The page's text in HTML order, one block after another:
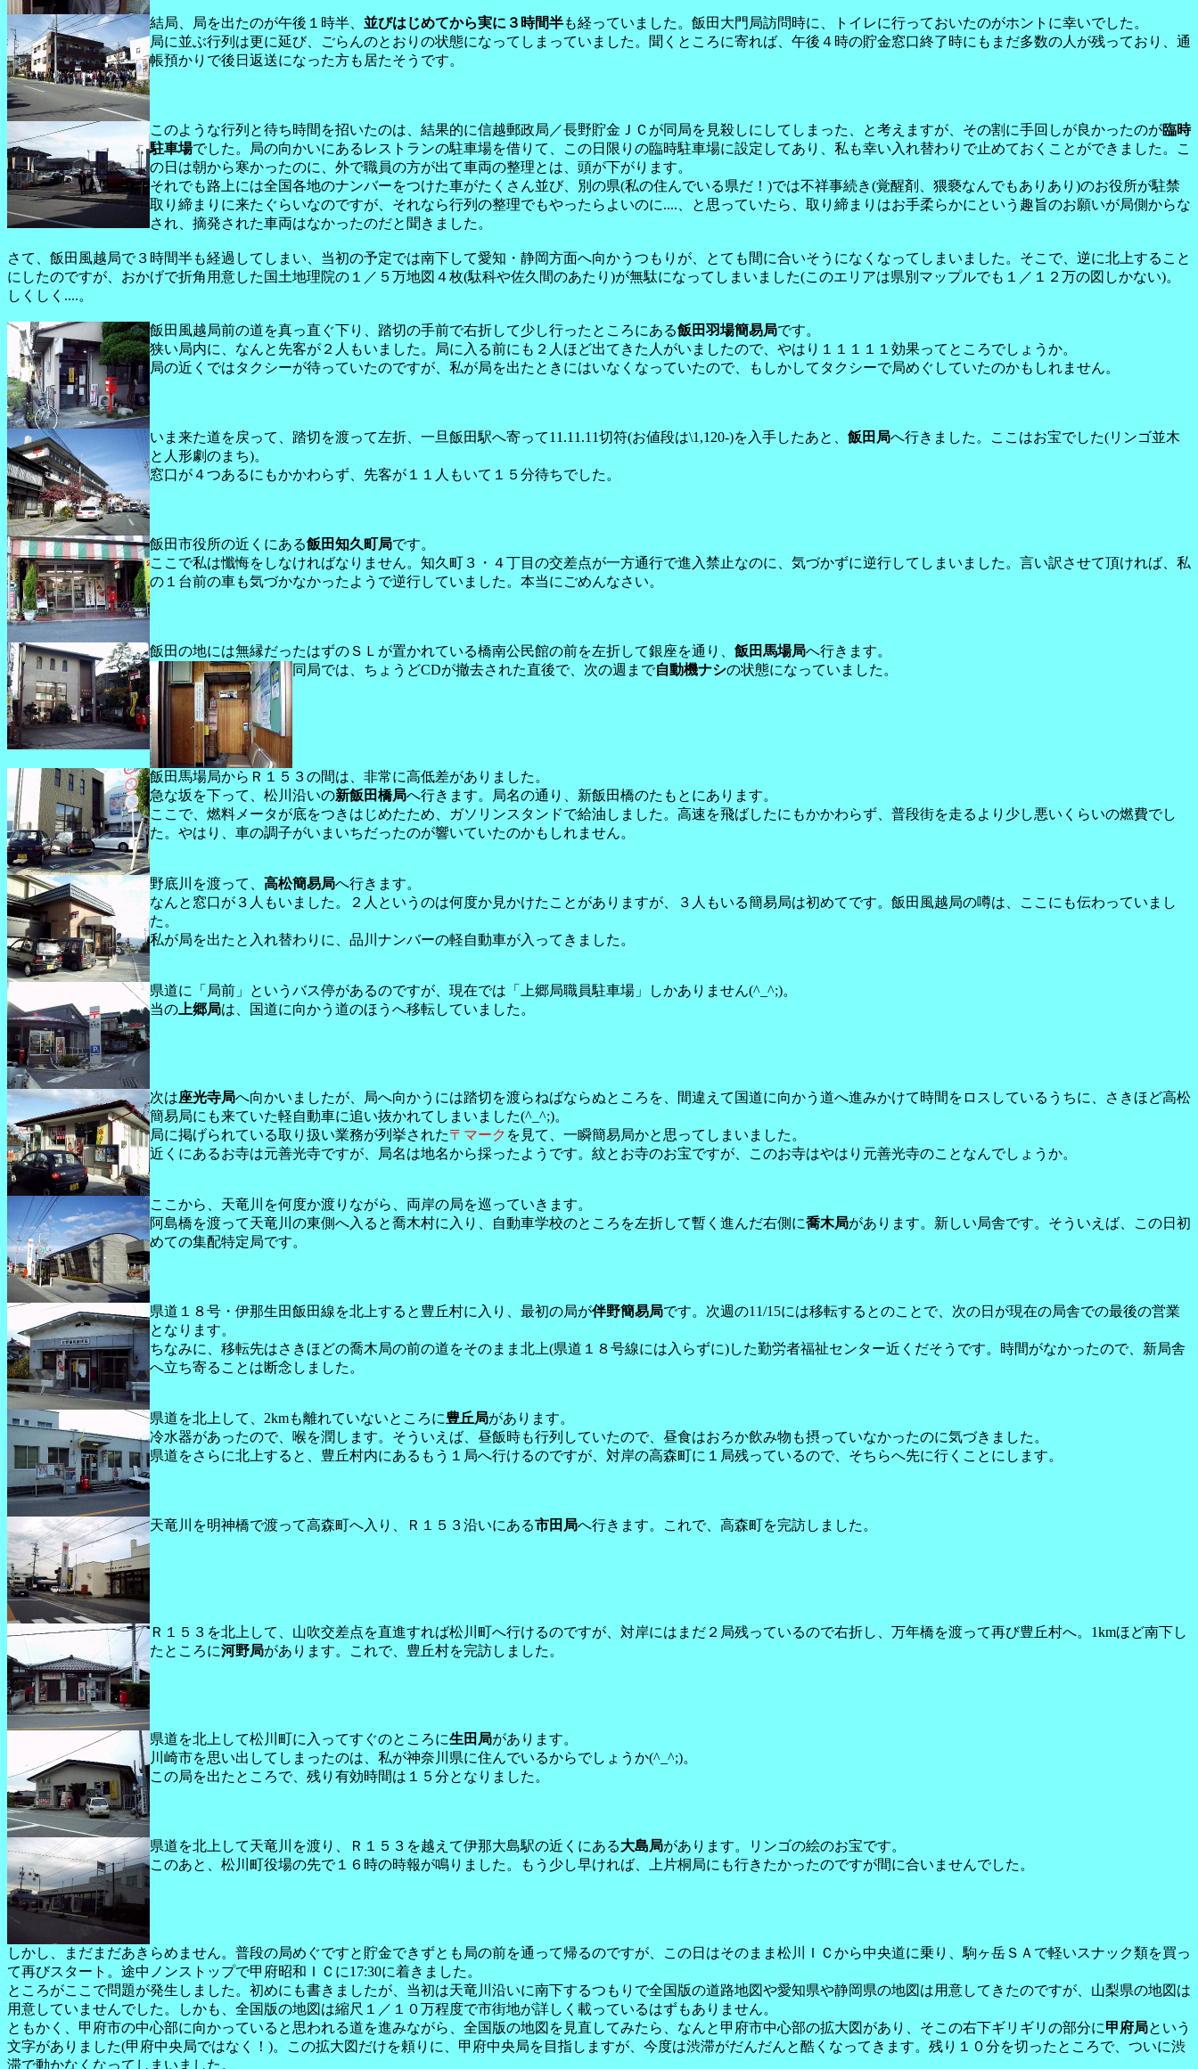
結局、局を出たのが午後１時半、 並びはじめてから実に３時間半も経っていました。飯田大門局訪問時に、トイレに行っておいたのがホントに幸いでした。
局に並ぶ行列は更に延び、ごらんのとおりの状態になってしまっていました。聞くところに寄れば、午後４時の貯金窓口終了時にもまだ多数の人が残っており、通
帳預かりで後日返送になった方も居たそうです。
このような行列と待ち時間を招いたのは、結果的に信越郵政局／長野貯金ＪＣが同局を見殺しにしてしまった、と考えますが、その割に手回しが良かったのが臨時
駐車場でした。局の向かいにあるレストランの駐車場を借りて、この日限りの臨時駐車場に設定してあり、私も幸い入れ替わりで止めておくことができました。こ
の日は朝から寒かったのに、外で職員の方が出て車両の整理とは、頭が下がります。
それでも路上には全国各地のナンバーをつけた車がたくさん並び、別の県(私の住んでいる県だ！)では不祥事続き(覚醒剤、猥褻なんでもありあり)のお役所が駐禁
取り締まりに来たぐらいなのですが、それなら行列の整理でもやったらよいのに....、と思っていたら、取り締まりはお手柔らかにという趣旨のお願いが局側からな
され、摘発された車両はなかったのだと聞きました。
さて、飯田風越局で３時間半も経過してしまい、当初の予定では南下して愛知・静岡方面へ向かうつもりが、とても間に合いそうになくなってしまいました。そこで、逆に北上すること
にしたのですが、おかげで折角用意した国土地理院の１／５万地図４枚(駄科や佐久間のあたり)が無駄になってしまいました(このエリアは県別マップルでも１／１２万の図しかない)。
しくしく....。
飯田風越局前の道を真っ直ぐ下り、踏切の手前で右折して少し行ったところにある飯田羽場簡易局です。
狭い局内に、なんと先客が２人もいました。局に入る前にも２人ほど出てきた人がいましたので、やはり１１１１１効果ってところでしょうか。
局の近くではタクシーが待っていたのですが、私が局を出たときにはいなくなっていたので、もしかしてタクシーで局めぐしていたのかもしれません。
いま来た道を戻って、踏切を渡って左折、一旦飯田駅へ寄って11.11.11切符(お値段は\1,120-)を入手したあと、 飯田局へ行きました。ここはお宝でした(リンゴ並木
と人形劇のまち)。
窓口が４つあるにもかかわらず、先客が１１人もいて１５分待ちでした。
飯田市役所の近くにある飯田知久町局です。
ここで私は懺悔をしなければなりません。知久町３・４丁目の交差点が一方通行で進入禁止なのに、気づかずに逆行してしまいました。言い訳させて頂ければ、私
の１台前の車も気づかなかったようで逆行していました。本当にごめんなさい。
飯田の地には無縁だったはずのＳＬが置かれている橋南公民館の前を左折して銀座を通り、 飯田馬場局へ行きます。
同局では、ちょうどCDが撤去された直後で、次の週まで自動機ナシの状態になっていました。
飯田馬場局からＲ１５３の間は、非常に高低差がありました。
急な坂を下って、松川沿いの新飯田橋局へ行きます。局名の通り、新飯田橋のたもとにあります。
ここで、燃料メータが底をつきはじめたため、ガソリンスタンドで給油しました。高速を飛ばしたにもかかわらず、普段街を走るより少し悪いくらいの燃費でし
た。やはり、車の調子がいまいちだったのが響いていたのかもしれません。
野底川を渡って、 高松簡易局へ行きます。
なんと窓口が３人もいました。２人というのは何度か見かけたことがありますが、３人もいる簡易局は初めてです。飯田風越局の噂は、ここにも伝わっていまし
た。
私が局を出たと入れ替わりに、品川ナンバーの軽自動車が入ってきました。
県道に「局前」というバス停があるのですが、現在では「上郷局職員駐車場」しかありません(^_^;)。
当の上郷局は、国道に向かう道のほうへ移転していました。
次は座光寺局へ向かいましたが、局へ向かうには踏切を渡らねばならぬところを、間違えて国道に向かう道へ進みかけて時間をロスしているうちに、さきほど高松
簡易局にも来ていた軽自動車に追い抜かれてしまいました(^_^;)。
局に掲げられている取り扱い業務が列挙された〒マーク を見て、一瞬簡易局かと思ってしまいました。
近くにあるお寺は元善光寺ですが、局名は地名から採ったようです。紋とお寺のお宝ですが、このお寺はやはり元善光寺のことなんでしょうか。
ここから、天竜川を何度か渡りながら、両岸の局を巡っていきます。
阿島橋を渡って天竜川の東側へ入ると喬木村に入り、自動車学校のところを左折して暫く進んだ右側に喬木局があります。新しい局舎です。そういえば、この日初
めての集配特定局です。
県道１８号・伊那生田飯田線を北上すると豊丘村に入り、最初の局が伴野簡易局です。次週の11/15には移転するとのことで、次の日が現在の局舎での最後の営業
となります。
ちなみに、移転先はさきほどの喬木局の前の道をそのまま北上(県道１８号線には入らずに)した勤労者福祉センター近くだそうです。時間がなかったので、新局舎
へ立ち寄ることは断念しました。
県道を北上して、2kmも離れていないところに豊丘局があります。
冷水器があったので、喉を潤します。そういえば、昼飯時も行列していたので、昼食はおろか飲み物も摂っていなかったのに気づきました。
県道をさらに北上すると、豊丘村内にあるもう１局へ行けるのですが、対岸の高森町に１局残っているので、そちらへ先に行くことにします。
天竜川を明神橋で渡って高森町へ入り、Ｒ１５３沿いにある市田局へ行きます。これで、高森町を完訪しました。
Ｒ１５３を北上して、山吹交差点を直進すれば松川町へ行けるのですが、対岸にはまだ２局残っているので右折し、万年橋を渡って再び豊丘村へ。1kmほど南下し
たところに河野局があります。これで、豊丘村を完訪しました。
県道を北上して松川町に入ってすぐのところに生田局があります。
川崎市を思い出してしまったのは、私が神奈川県に住んでいるからでしょうか(^_^;)。
この局を出たところで、残り有効時間は１５分となりました。
県道を北上して天竜川を渡り、Ｒ１５３を越えて伊那大島駅の近くにある大島局があります。リンゴの絵のお宝です。
このあと、松川町役場の先で１６時の時報が鳴りました。もう少し早ければ、上片桐局にも行きたかったのですが間に合いませんでした。
しかし、まだまだあきらめません。普段の局めぐですと貯金できずとも局の前を通って帰るのですが、この日はそのまま松川ＩＣから中央道に乗り、駒ヶ岳ＳＡで軽いスナック類を買っ
て再びスタート。途中ノンストップで甲府昭和ＩＣに17:30に着きました。
ところがここで問題が発生しました。初めにも書きましたが、当初は天竜川沿いに南下するつもりで全国版の道路地図や愛知県や静岡県の地図は用意してきたのですが、山梨県の地図は
用意していませんでした。しかも、全国版の地図は縮尺１／１０万程度で市街地が詳しく載っているはずもありません。
ともかく、甲府市の中心部に向かっていると思われる道を進みながら、全国版の地図を見直してみたら、なんと甲府市中心部の拡大図があり、そこの右下ギリギリの部分に甲府局という
文字がありました(甲府中央局ではなく！)。この拡大図だけを頼りに、甲府中央局を目指しますが、今度は渋滞がだんだんと酷くなってきます。残り１０分を切ったところで、ついに渋
滞で動かなくなってしまいました。